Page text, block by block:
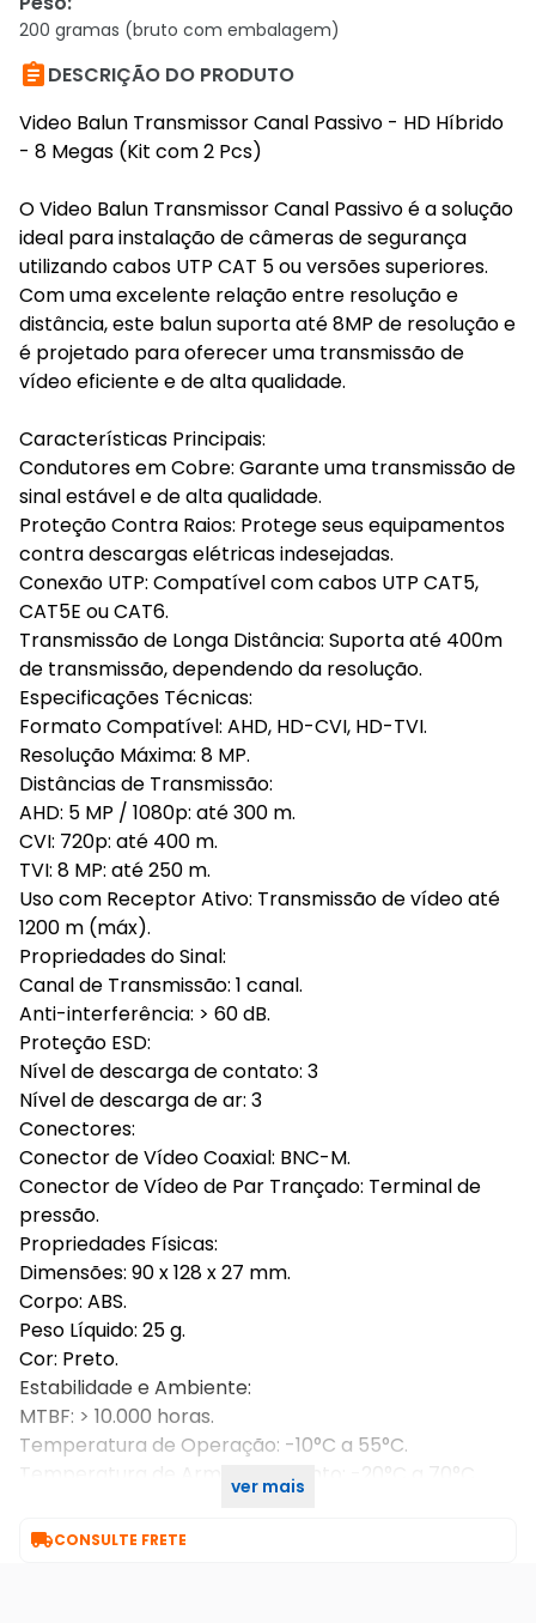
200 gramas (bruto com embalagem)
DESCRIÇÃO DO PRODUTO
Video Balun Transmissor Canal Passivo - HD Híbrido
- 8 Megas (Kit com 2 Pcs)
O Video Balun Transmissor Canal Passivo é a solução
ideal para instalação de câmeras de segurança
utilizando cabos UTP CAT 5 ou versões superiores.
Com uma excelente relação entre resolução e
distância, este balun suporta até 8MP de resolução e
é projetado para oferecer uma transmissão de
vídeo eficiente e de alta qualidade.
Características Principais:
Condutores em Cobre: Garante uma transmissão de
sinal estável e de alta qualidade.
Proteção Contra Raios: Protege seus equipamentos
contra descargas elétricas indesejadas.
Conexão UTP: Compatível com cabos UTP CAT5,
CAT5E ou CAT6.
Transmissão de Longa Distância: Suporta até 400m
de transmissão, dependendo da resolução.
Especificações Técnicas:
Formato Compatível: AHD, HD-CVI, HD-TVI.
Resolução Máxima: 8 MP.
Distâncias de Transmissão:
AHD: 5 MP / 1080p: até 300 m.
CVI: 720p: até 400 m.
TVI: 8 MP: até 250 m.
Uso com Receptor Ativo: Transmissão de vídeo até
1200 m (máx).
Propriedades do Sinal:
Canal de Transmissão: 1 canal.
Anti-interferência: > 60 dB.
Proteção ESD:
Nível de descarga de contato: 3
Nível de descarga de ar: 3
Conectores:
Conector de Vídeo Coaxial: BNC-M.
Conector de Vídeo de Par Trançado: Terminal de
pressão.
Propriedades Físicas:
Dimensões: 90 x 128 x 27 mm.
Corpo: ABS.
Peso Líquido: 25 g.
Cor: Preto.
Estabilidade e Ambiente:
MTBF: > 10.000 horas.
Temperatura de Operação: -10°C a 55°C.
Temperatura de Armazenamento: -20°C a 70°C.
ver mais
CONSULTE FRETE